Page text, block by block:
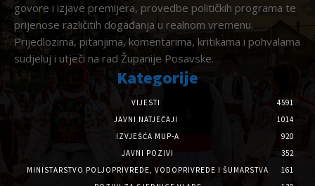
govore i izjave premijera, provedbe političkih programa te
prijenose različitih događanja u realnom vremenu.
Prijedlozima, pitanjima, komentarima, kritikama i pohvalama
sudjeluj i utječi na rad Županije Posavske.
Kategorije
VIJESTI
4591
JAVNI NATJEČAJI
1014
IZVJEŠĆA MUP-A
920
JAVNI POZIVI
352
MINISTARSTVO POLJOPRIVREDE, VODOPRIVREDE I ŠUMARSTVA
161